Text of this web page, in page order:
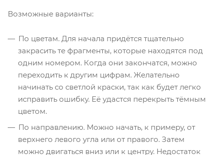
Возможные варианты:
По цветам. Для начала придётся тщательно
закрасить те фрагменты, которые находятся под
одним номером. Когда они закончатся, можно
переходить к другим цифрам. Желательно
начинать со светлой краски, так как будет легко
исправить ошибку. Её удастся перекрыть тёмным
цветом.
По направлению. Можно начать, к примеру, от
верхнего левого угла или от правого. Затем
можно двигаться вниз или к центру. Недостаток